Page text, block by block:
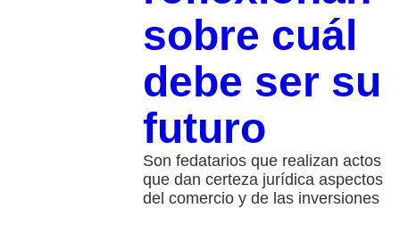
sobre cuál
debe ser su
futuro
Son fedatarios que realizan actos
que dan certeza jurídica aspectos
del comercio y de las inversiones